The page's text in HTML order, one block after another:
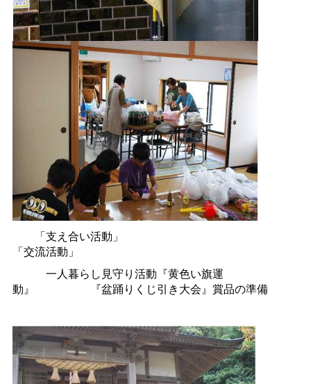
「支え合い活動」
「交流活動」
一人暮らし見守り活動『黄色い旗運
動』
『盆踊りくじ引き大会』賞品の準備